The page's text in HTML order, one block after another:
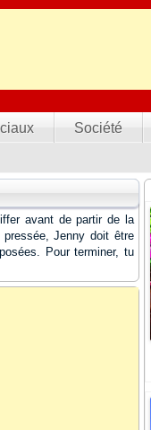
Société
avant de partir de la
Jenny doit être
Pour terminer, tu